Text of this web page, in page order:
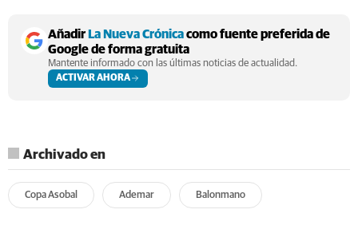
AñadirLa Nueva Crónicacomo fuente preferida de
Google de forma gratuita
Mantente informado con las últimas noticias de actualidad.
ACTIVAR AHORA
Archivado en
Copa Asobal Ademar Balonmano